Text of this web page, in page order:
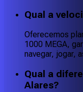
Qual a
Oferecemos
1000 MEGA,
navegar, jogar,
Qual a
Alares?